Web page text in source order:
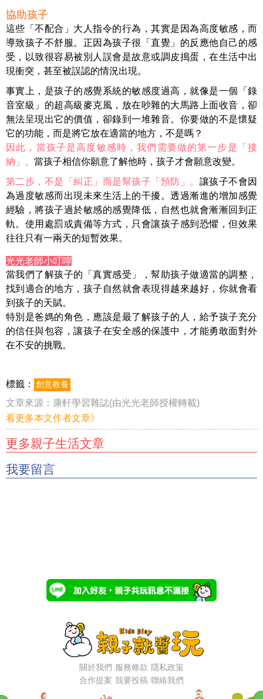
協助孩子
這些「不配合」大人指令的行為，其實是因為高度敏感，而
導致孩子不舒服。正因為孩子很「直覺」的反應他自己的感
受，以致很容易被別人誤會是故意或調皮搗蛋，在生活中出
現衝突，甚至被誤認的情況出現。
事實上，是孩子的感覺系統的敏感度過高，就像是一個「錄
音室級」的超高級麥克風，放在吵雜的大馬路上面收音，卻
無法呈現出它的價值，卻錄到一堆雜音。你要做的不是懷疑
它的功能，而是將它放在適當的地方，不是嗎？
因此，當孩子是高度敏感時，我們需要做的第一步是「接
納」。 當孩子相信你願意了解他時，孩子才會願意改變。
第二步，不是「糾正」而是幫孩子「預防」。 讓孩子不會因
為過度敏感而出現未來生活上的干擾。透過漸進的增加感覺
經驗，將孩子過於敏感的感覺降低，自然也就會漸漸回到正
軌。使用處罰或責備等方式，只會讓孩子感到恐懼，但效果
往往只有一兩天的短暫效果。
光光老師小叮嚀
當我們了解孩子的「真實感受」，幫助孩子做適當的調整，
找到適合的地方，孩子自然就會表現得越來越好，你就會看
到孩子的天賦。
特別是爸媽的角色，應該是最了解孩子的人，給予孩子充分
的信任與包容，讓孩子在安全感的保護中，才能勇敢面對外
在不安的挑戰。
標籤： 創意教養
文章來源： 康軒學習雜誌(由光光老師授權轉載)
看更多本文作者文章》
更多親子生活文章
我要留言
關於我們 服務條款 隱私政策
合作提案 我要投稿 聯絡我們